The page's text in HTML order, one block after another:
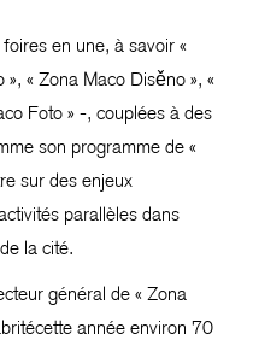
en une, à savoir «
« Zona Maco Disěno », «
Foto » -, couplées à des
son programme de «
sur des enjeux
parallèles dans
la cité.
général de « Zona
année environ 70